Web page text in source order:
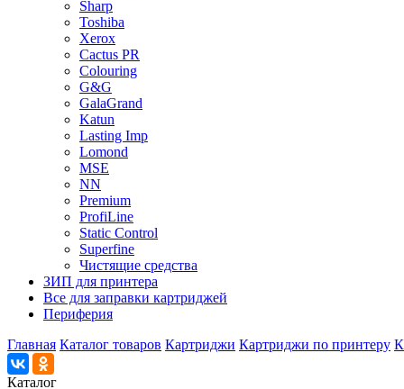
Sharp
Toshiba
Xerox
Cactus PR
Colouring
G&G
GalaGrand
Katun
Lasting Imp
Lomond
MSE
NN
Premium
ProfiLine
Static Control
Superfine
Чистящие средства
ЗИП для принтера
Все для заправки картриджей
Периферия
Главная Каталог товаров Картриджи Картриджи по принтеру
Каталог